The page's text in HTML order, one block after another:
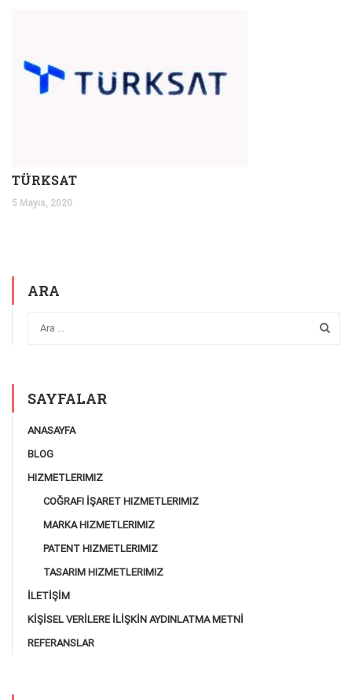
TÜRKSAT
5 Mayıs, 2020
ARA
SAYFALAR
ANASAYFA
BLOG
HIZMETLERIMIZ
COĞRAFI İŞARET HIZMETLERIMIZ
MARKA HIZMETLERIMIZ
PATENT HIZMETLERIMIZ
TASARIM HIZMETLERIMIZ
İLETİŞİM
KİŞİSEL VERİLERE İLİŞKİN AYDINLATMA METNİ
REFERANSLAR